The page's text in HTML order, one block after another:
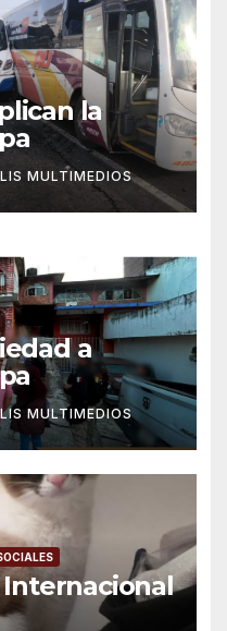
la
MULTIMEDIOS
a
MULTIMEDIOS
Internacional